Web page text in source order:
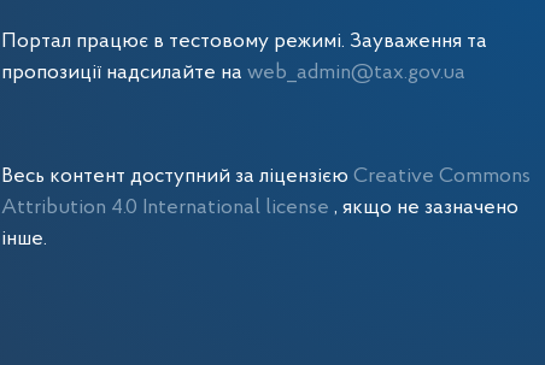
Портал працює в тестовому режимі. Зауваження та
пропозиції надсилайте на web_admin@tax.gov.ua
Весь контент доступний за ліцензією Creative Commons
Attribution 4.0 International license , якщо не зазначено
інше.